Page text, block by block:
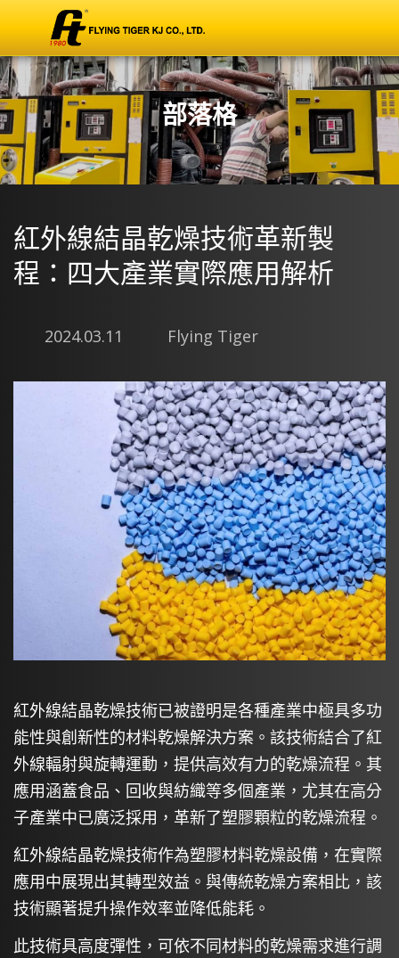
部落格
紅外線結晶乾燥技術革新製
程：四大產業實際應用解析
2024.03.11 Flying Tiger
紅外線結晶乾燥技術已被證明是各種產業中極具多功
能性與創新性的材料乾燥解決方案。該技術結合了紅
外線輻射與旋轉運動，提供高效有力的乾燥流程。其
應用涵蓋食品、回收與紡織等多個產業，尤其在高分
子產業中已廣泛採用，革新了塑膠顆粒的乾燥流程。
紅外線結晶乾燥技術作為塑膠材料乾燥設備，在實際
應用中展現出其轉型效益。與傳統乾燥方案相比，該
技術顯著提升操作效率並降低能耗。
此技術具高度彈性，可依不同材料的乾燥需求進行調